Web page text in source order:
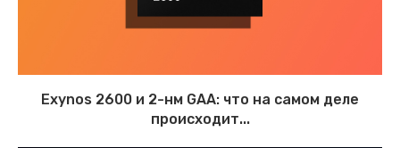
Exynos 2600 и 2-нм GAA: что на самом деле
происходит...